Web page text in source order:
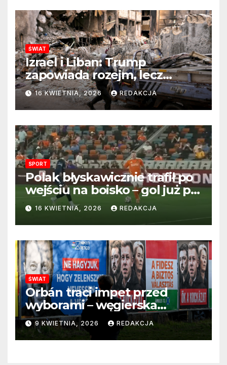
ŚWIAT
Izrael i Liban: Trump
zapowiada rozejm, lecz
perspektywa zakończenia
wojny wciąż odległa
16 KWIETNIA, 2026 REDAKCJA
SPORT
Polak błyskawicznie trafił po
wejściu na boisko – gol już po
22 sekundach!
16 KWIETNIA, 2026 REDAKCJA
ŚWIAT
Orbán traci impet przed
wyborami – węgierska
propaganda przestaje
przekonywać
9 KWIETNIA, 2026 REDAKCJA